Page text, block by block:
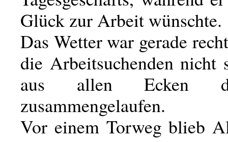
Glück zur Arbeit wünschte.
Das Wetter war gerade
die Arbeitsuchenden nicht
aus allen Ecken
zusammengelaufen.
Vor einem Torweg blieb